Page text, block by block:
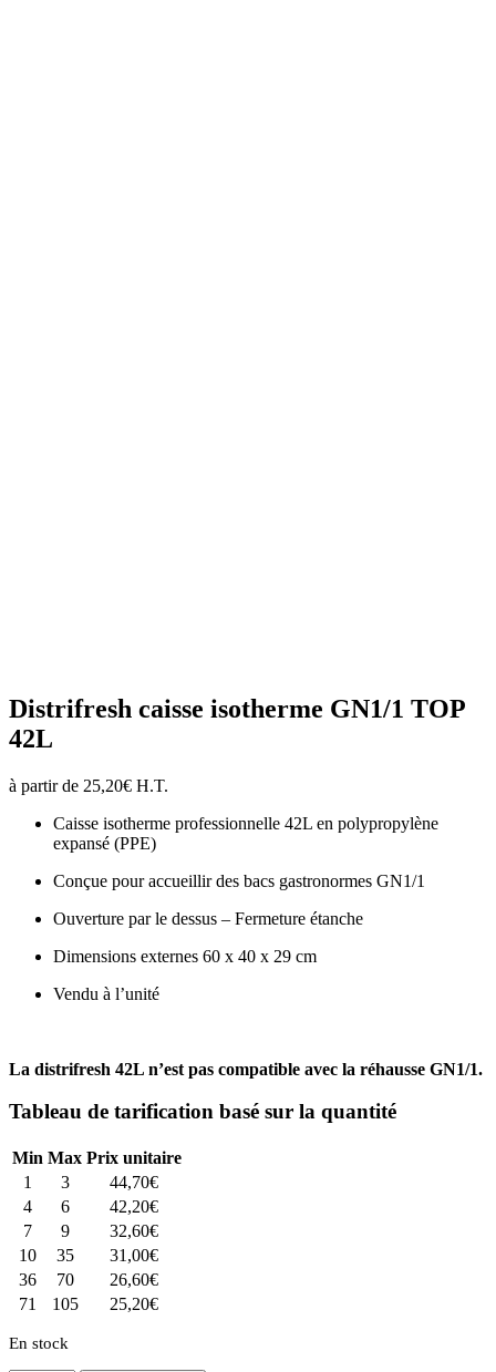
Distrifresh caisse isotherme GN1/1 TOP
42L
à partir de 25,20€ H.T.
Caisse isotherme professionnelle 42L en polypropylène
expansé (PPE)
Conçue pour accueillir des bacs gastronormes GN1/1
Ouverture par le dessus – Fermeture étanche
Dimensions externes 60 x 40 x 29 cm
Vendu à l’unité
La distrifresh 42L n’est pas compatible avec la réhausse GN1/1.
Tableau de tarification basé sur la quantité
Min Max Prix unitaire
1
3 44,70€
4
6 42,20€
7
9 32,60€
10
35 31,00€
36
70 26,60€
71
105 25,20€
En stock